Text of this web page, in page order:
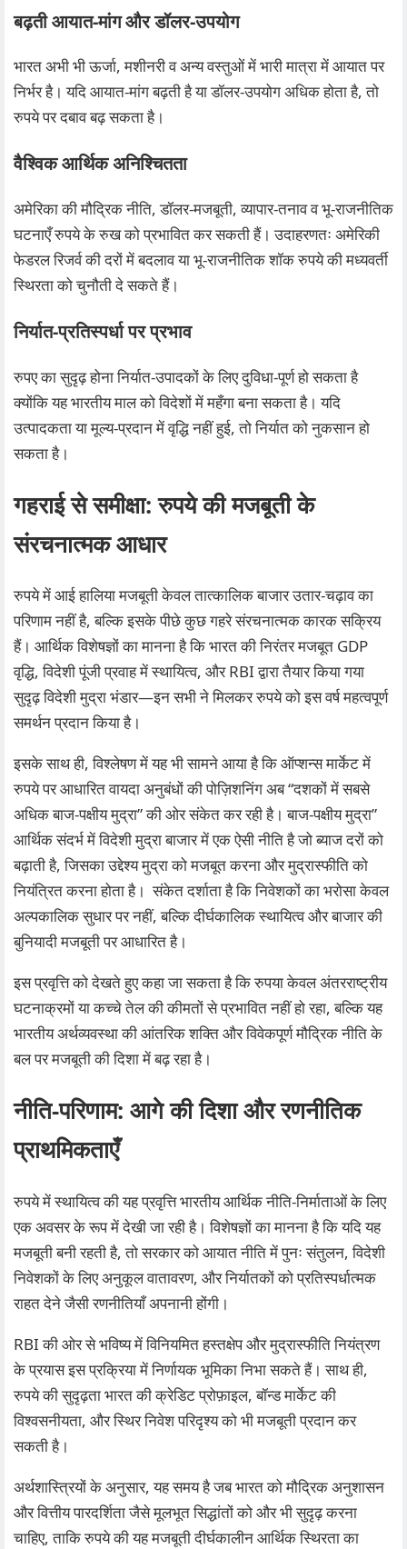
बढ़ती आयात‑मांग और डॉलर‑उपयोग
भारत अभी भी ऊर्जा, मशीनरी व अन्य वस्तुओं में भारी मात्रा में आयात पर
निर्भर है। यदि आयात‑मांग बढ़ती है या डॉलर‑उपयोग अधिक होता है, तो
रुपये पर दबाव बढ़ सकता है।
वैश्विक आर्थिक अनिश्चितता
अमेरिका की मौद्रिक नीति, डॉलर‑मजबूती, व्यापार‑तनाव व भू‑राजनीतिक
घटनाएँ रुपये के रुख को प्रभावित कर सकती हैं। उदाहरणतः अमेरिकी
फेडरल रिजर्व की दरों में बदलाव या भू‑राजनीतिक शॉक रुपये की मध्यवर्ती
स्थिरता को चुनौती दे सकते हैं।
निर्यात‑प्रतिस्पर्धा पर प्रभाव
रुपए का सुदृढ़ होना निर्यात‑उपादकों के लिए दुविधा‑पूर्ण हो सकता है
क्योंकि यह भारतीय माल को विदेशों में महँगा बना सकता है। यदि
उत्पादकता या मूल्य‑प्रदान में वृद्धि नहीं हुई, तो निर्यात को नुकसान हो
सकता है।
गहराई से समीक्षा: रुपये की मजबूती के
संरचनात्मक आधार
रुपये में आई हालिया मजबूती केवल तात्कालिक बाजार उतार-चढ़ाव का
परिणाम नहीं है, बल्कि इसके पीछे कुछ गहरे संरचनात्मक कारक सक्रिय
हैं। आर्थिक विशेषज्ञों का मानना है कि भारत की निरंतर मजबूत GDP
वृद्धि, विदेशी पूंजी प्रवाह में स्थायित्व, और RBI द्वारा तैयार किया गया
सुदृढ़ विदेशी मुद्रा भंडार—इन सभी ने मिलकर रुपये को इस वर्ष महत्वपूर्ण
समर्थन प्रदान किया है।
इसके साथ ही, विश्लेषण में यह भी सामने आया है कि ऑप्शन्स मार्केट में
रुपये पर आधारित वायदा अनुबंधों की पोज़िशनिंग अब “दशकों में सबसे
अधिक बाज‑पक्षीय मुद्रा” की ओर संकेत कर रही है। बाज-पक्षीय मुद्रा”
आर्थिक संदर्भ में विदेशी मुद्रा बाजार में एक ऐसी नीति है जो ब्याज दरों को
बढ़ाती है, जिसका उद्देश्य मुद्रा को मजबूत करना और मुद्रास्फीति को
नियंत्रित करना होता है। संकेत दर्शाता है कि निवेशकों का भरोसा केवल
अल्पकालिक सुधार पर नहीं, बल्कि दीर्घकालिक स्थायित्व और बाजार की
बुनियादी मजबूती पर आधारित है।
इस प्रवृत्ति को देखते हुए कहा जा सकता है कि रुपया केवल अंतरराष्ट्रीय
घटनाक्रमों या कच्चे तेल की कीमतों से प्रभावित नहीं हो रहा, बल्कि यह
भारतीय अर्थव्यवस्था की आंतरिक शक्ति और विवेकपूर्ण मौद्रिक नीति के
बल पर मजबूती की दिशा में बढ़ रहा है।
नीति‑परिणाम: आगे की दिशा और रणनीतिक
प्राथमिकताएँ
रुपये में स्थायित्व की यह प्रवृत्ति भारतीय आर्थिक नीति‑निर्माताओं के लिए
एक अवसर के रूप में देखी जा रही है। विशेषज्ञों का मानना है कि यदि यह
मजबूती बनी रहती है, तो सरकार को आयात नीति में पुनः संतुलन, विदेशी
निवेशकों के लिए अनुकूल वातावरण, और निर्यातकों को प्रतिस्पर्धात्मक
राहत देने जैसी रणनीतियाँ अपनानी होंगी।
RBI की ओर से भविष्य में विनियमित हस्तक्षेप और मुद्रास्फीति नियंत्रण
के प्रयास इस प्रक्रिया में निर्णायक भूमिका निभा सकते हैं। साथ ही,
रुपये की सुदृढ़ता भारत की क्रेडिट प्रोफ़ाइल, बॉन्ड मार्केट की
विश्वसनीयता, और स्थिर निवेश परिदृश्य को भी मजबूती प्रदान कर
सकती है।
अर्थशास्त्रियों के अनुसार, यह समय है जब भारत को मौद्रिक अनुशासन
और वित्तीय पारदर्शिता जैसे मूलभूत सिद्धांतों को और भी सुदृढ़ करना
चाहिए, ताकि रुपये की यह मजबूती दीर्घकालीन आर्थिक स्थिरता का